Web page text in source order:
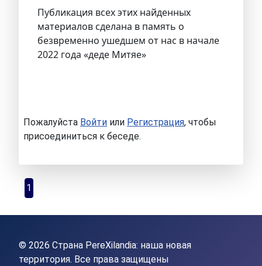
Публикация всех этих найденных
материалов сделана в память о
безвременно ушедшем от нас в начале
2022 года «деде Митяе»
Пожалуйста Войти или Регистрация, чтобы
присоединиться к беседе.
1
© 2026 Страна PereXilandia: наша новая
территория. Все права защищены